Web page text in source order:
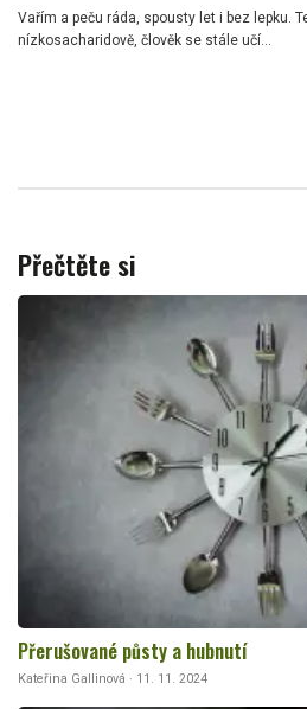
Vařím a peču ráda, spousty let i bez lepku.
nízkosacharidově, člověk se stále učí...
Přečtěte si
Přerušované půsty a hubnutí
Kateřina Gallinová · 11. 11. 2024